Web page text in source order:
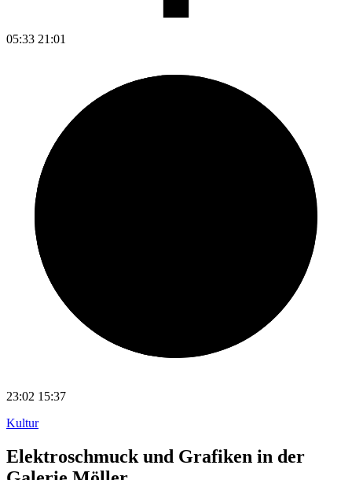
05:33 21:01
23:02 15:37
Kultur
Elektroschmuck und Grafiken in der